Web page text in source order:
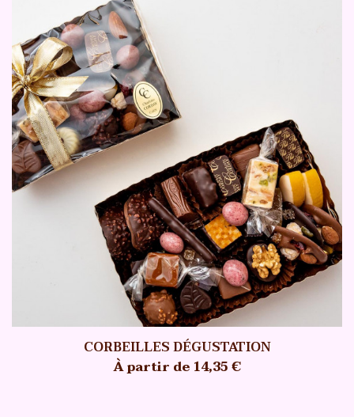
CORBEILLES DÉGUSTATION
À partir de 14,35 €